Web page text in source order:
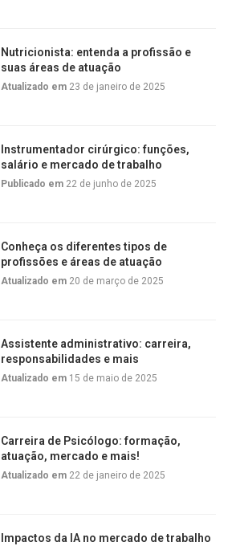
Nutricionista: entenda a profissão e
suas áreas de atuação
Atualizado em 23 de janeiro de 2025
Instrumentador cirúrgico: funções,
salário e mercado de trabalho
Publicado em 22 de junho de 2025
Conheça os diferentes tipos de
profissões e áreas de atuação
Atualizado em 20 de março de 2025
Assistente administrativo: carreira,
responsabilidades e mais
Atualizado em 15 de maio de 2025
Carreira de Psicólogo: formação,
atuação, mercado e mais!
Atualizado em 22 de janeiro de 2025
Impactos da IA no mercado de trabalho